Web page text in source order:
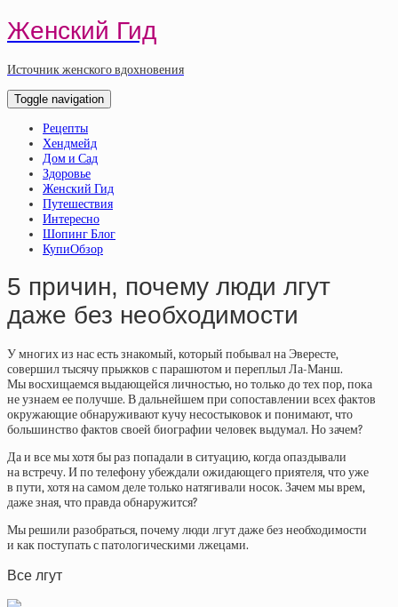
Женский Гид
Источник женского вдохновения
Toggle navigation
Рецепты
Хендмейд
Дом и Сад
Здоровье
Женский Гид
Путешествия
Интересно
Шопинг Блог
КупиОбзор
5 причин, почему люди лгут
даже без необходимости
У многих из нас есть знакомый, который побывал на Эвересте,
совершил тысячу прыжков с парашютом и переплыл Ла-Манш.
Мы восхищаемся выдающейся личностью, но только до тех пор, пока
не узнаем ее получше. В дальнейшем при сопоставлении всех фактов
окружающие обнаруживают кучу несостыковок и понимают, что
большинство фактов своей биографии человек выдумал. Но зачем?
Да и все мы хотя бы раз попадали в ситуацию, когда опаздывали
на встречу. И по телефону убеждали ожидающего приятеля, что уже
в пути, хотя на самом деле только натягивали носок. Зачем мы врем,
даже зная, что правда обнаружится?
Мы решили разобраться, почему люди лгут даже без необходимости
и как поступать с патологическими лжецами.
Все лгут